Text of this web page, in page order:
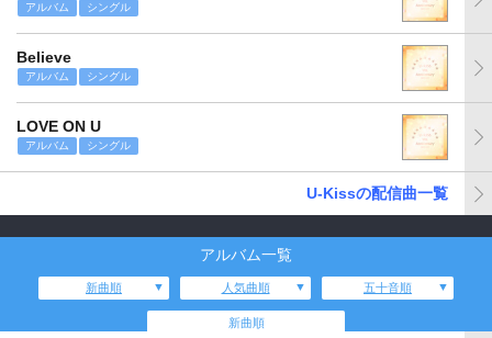
アルバム シングル
Believe
アルバム シングル
LOVE ON U
アルバム シングル
U-Kissの配信曲一覧
アルバム一覧
新曲順 人気曲順 五十音順
新曲順